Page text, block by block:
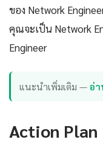
ของ Network
คุณจะเป็น Network
Engineer
แนะนำเพิ่มเติม —อ่
Action Plan